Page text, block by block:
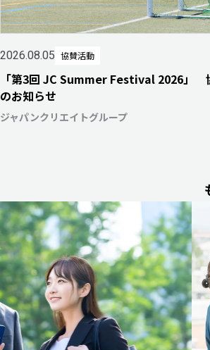
2026.08.05 協賛活動
「第3回 JC Summer Festival 2026」
のお知らせ
ジャパンクリエイトグループ